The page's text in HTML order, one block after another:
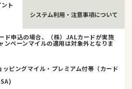
ト
システム利用・注意事項について
ド申込の場合、（株）JALカードが実施
ンペーンマイルの適用は対象外となりま
ッピングマイル・プレミアム付帯（カード